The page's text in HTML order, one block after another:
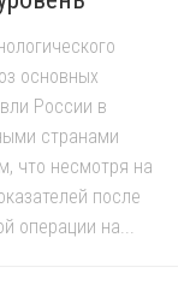
основных
России в
странами
что несмотря на
после
операции на...